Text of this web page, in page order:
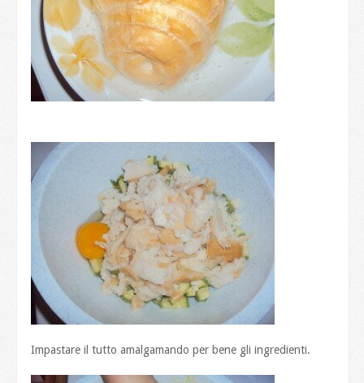
Impastare il tutto amalgamando per bene gli ingredienti.